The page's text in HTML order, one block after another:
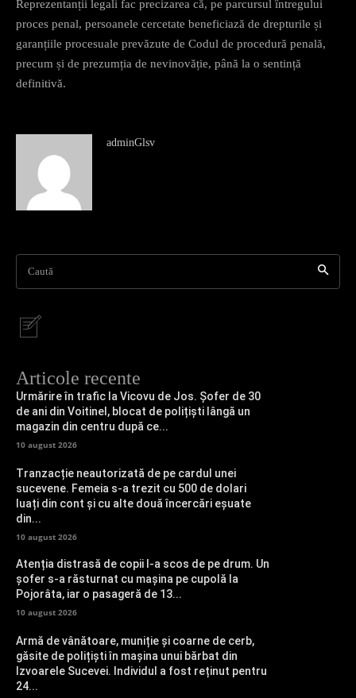
Reprezentanții legali fac precizarea că, pe parcursul întregului
proces penal, persoanele cercetate beneficiază de drepturile și
garanțiile procesuale prevăzute de Codul de procedură penală,
precum și de prezumția de nevinovăție, până la o sentință
definitivă.
adminGlsv
Caută
Articole recente
Urmărire în trafic la Vicovu de Jos. Șofer de 30
de ani din Voitinel, blocat de polițiști lângă un
magazin din centru după ce...
10 august 2026
Tranzacție neautorizată de pe cardul unei
sucevene. Femeia s-a trezit cu 500 de dolari
luați din cont și cu alte două încercări eșuate
din...
10 august 2026
Atenția distrasă de copii l-a scos de pe drum. Un
șofer s-a răsturnat cu mașina pe cupolă la
Pojorâta, iar o pasageră de 13...
10 august 2026
Armă de vânătoare, muniție și coarne de cerb,
găsite de polițiști în mașina unui bărbat din
Izvoarele Sucevei. Individul a fost reținut pentru
24...